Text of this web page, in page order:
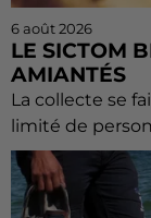
6 août 2026
LE SICTOM
AMIANTÉS
La collecte se
limité de